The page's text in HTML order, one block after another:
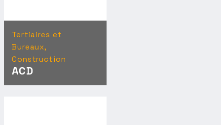
Tertiaires et
Bureaux,
Construction
ACD